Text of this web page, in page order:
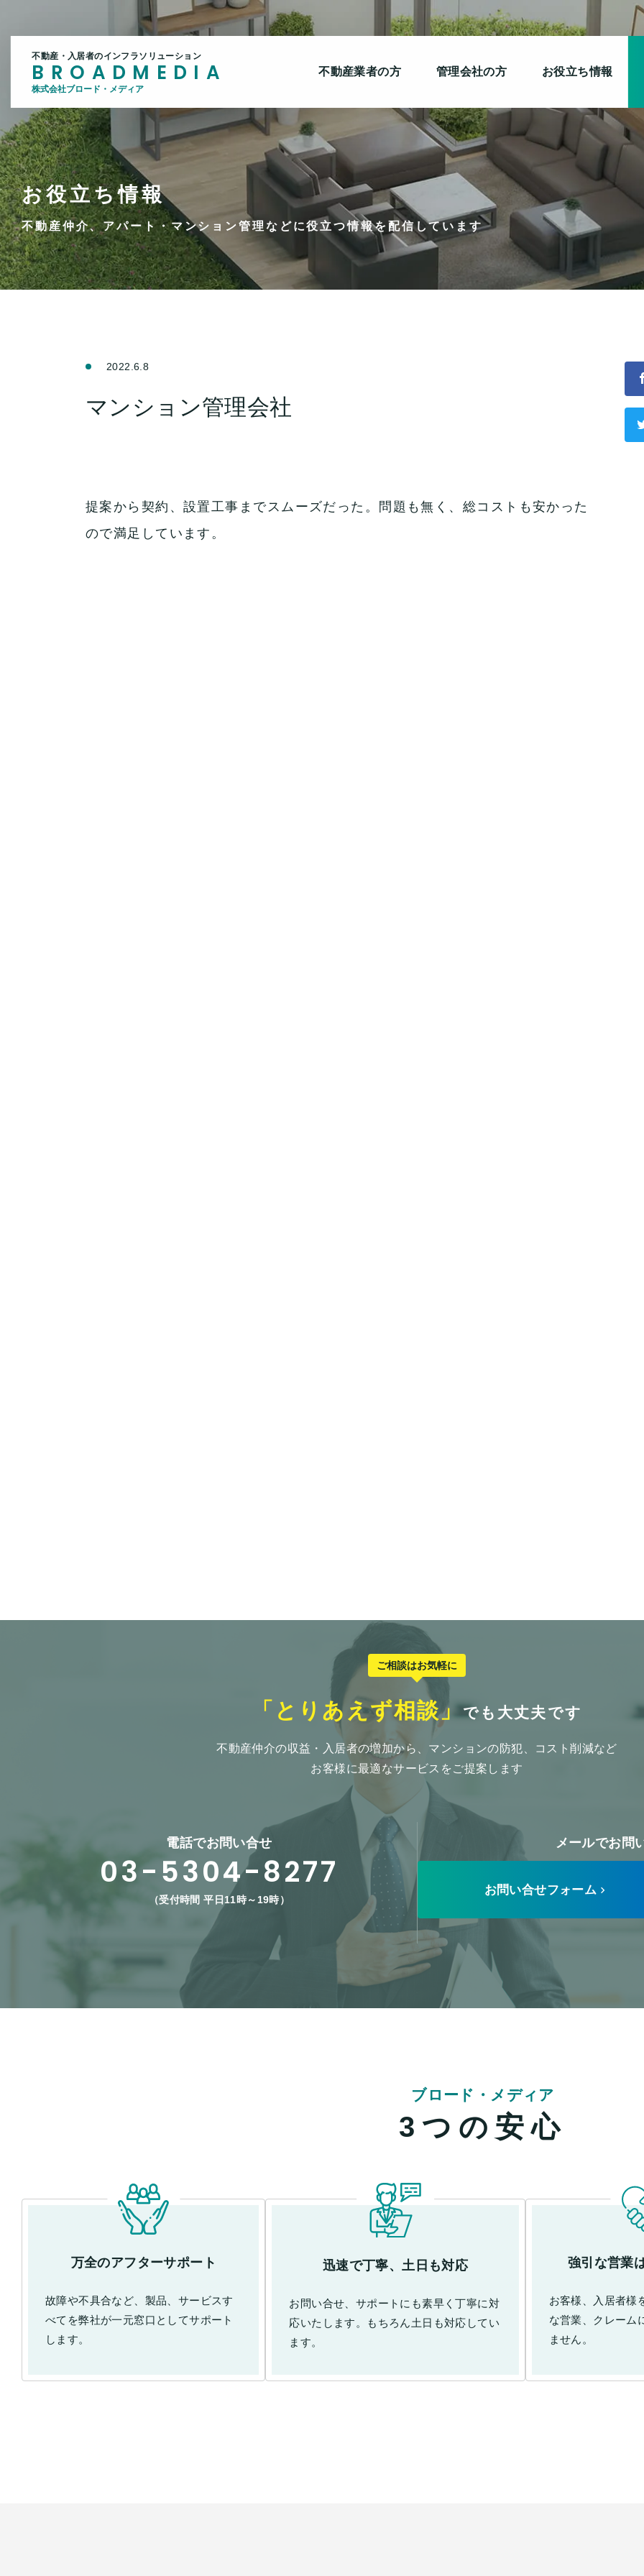
お役立ち情報
不動産仲介、アパート・マンション管理などに役立つ情報を配信しています
2022.6.8
マンション管理会社
提案から契約、設置工事までスムーズだった。問題も無く、総コストも安かった
ので満足しています。
ご相談はお気軽に
「とりあえず相談」でも大丈夫です
不動産仲介の収益・入居者の増加から、マンションの防犯、コスト削減など
お客様に最適なサービスをご提案します
電話でお問い合せ
03-5304-8277
（受付時間 平日11時～19時）
メールでお問
お問い合せフォーム
ブロード・メディア
3つの安心
万全のアフターサポート
故障や不具合など、製品、サービスす
べてを弊社が一元窓口としてサポート
します。
迅速で丁寧、土日も対応
お問い合せ、サポートにも素早く丁寧に対
応いたします。もちろん土日も対応してい
ます。
強引な営業
お客様、入居者様
な営業、クレーム
ません。
不動産・入居者のインフラソリューション
BROADMEDIA
株式会社ブロード・メディア
不動産業者の方 管理会社の方 お役立ち情報